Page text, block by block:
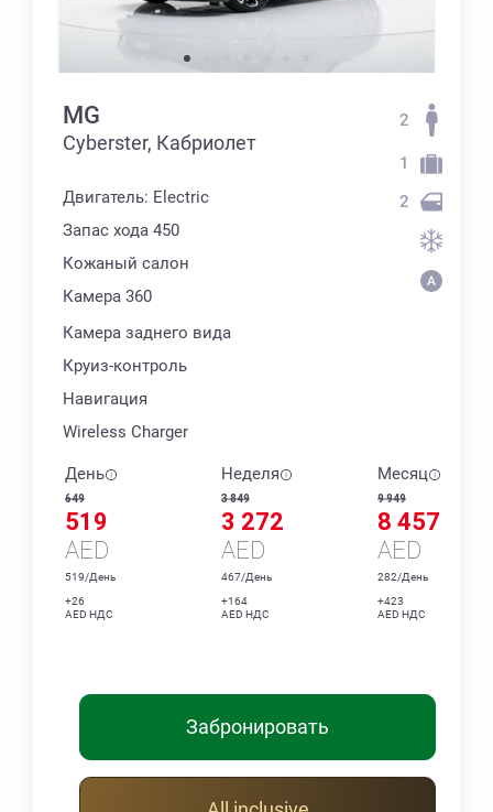
MG
Cyberster, Кабриолет
Двигатель: Electric
Запас хода 450
Кожаный салон
Камера 360
Камера заднего вида
Круиз-контроль
Навигация
Wireless Charger
2
1
2
День
649
519
AED
519/День
+26
AED НДС
Неделя
3 849
3 272
AED
467/День
+164
AED НДС
Месяц
9 949
8 457
AED
282/День
+423
AED НДС
Забронировать